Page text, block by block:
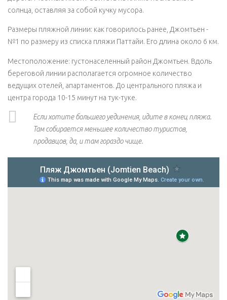
солнца, оставляя за собой кучку мусора.
Размеры пляжной линии: как говорилось ранее, Джомтьен -
№1 по размеру из списка пляжи Паттайи. Его длина около 6 км.
Местоположение: густонаселенный район Джомтьен. Вдоль
береговой линии располагается огромное количество
ведущих отелей, апартаментов. До центрального пляжа и
центра города 10-15 минут на тук-туке.
Если хотите большего уединения, идите в конец пляжа.
Там собирается меньшее количество туристов,
продавцов, да, и там гораздо чище.